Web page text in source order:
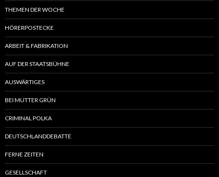
THEMEN DER WOCHE
HÖRERPOSTECKE
ARBEIT & FABRIKATION
AUF DER STAATSBÜHNE
AUSWÄRTIGES
BEI MUTTER GRÜN
CRIMINAL POLKA
DEUTSCHLANDDEBATTE
FERNE ZEITEN
GESELLSCHAFT